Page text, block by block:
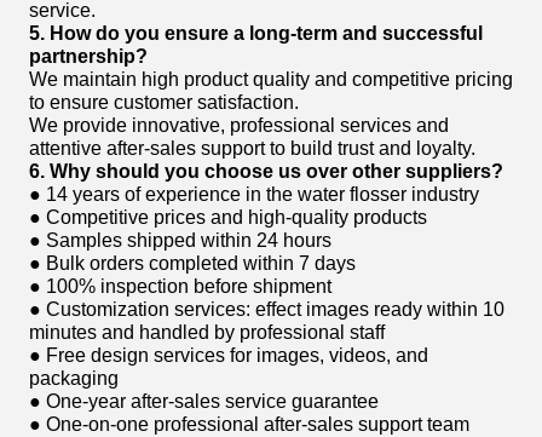
service.
5. How do you ensure a long-term and successful
partnership?
We maintain high product quality and competitive pricing
to ensure customer satisfaction.
We provide innovative, professional services and
attentive after-sales support to build trust and loyalty.
6. Why should you choose us over other suppliers?
● 14 years of experience in the water flosser industry
● Competitive prices and high-quality products
● Samples shipped within 24 hours
● Bulk orders completed within 7 days
● 100% inspection before shipment
● Customization services: effect images ready within 10
minutes and handled by professional staff
● Free design services for images, videos, and
packaging
● One-year after-sales service guarantee
● One-on-one professional after-sales support team